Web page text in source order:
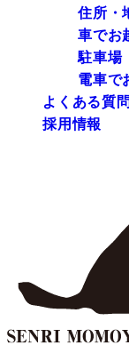
住所・
車でお
駐車場
電車で
よくある質問
採用情報